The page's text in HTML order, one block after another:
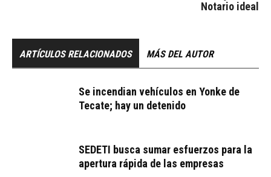
Notario ideal
ARTÍCULOS RELACIONADOS MÁS DEL AUTOR
Se incendian vehículos en Yonke de
Tecate; hay un detenido
SEDETI busca sumar esfuerzos para la
apertura rápida de las empresas